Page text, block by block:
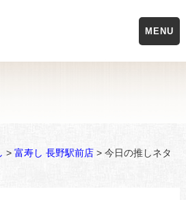
> 富寿し 長野駅前店> 今日の推しネタ
MENU